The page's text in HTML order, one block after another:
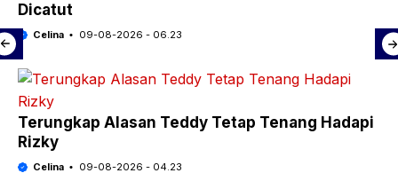
Dicatut
Celina 09-08-2026 - 06.23
Terungkap Alasan Teddy Tetap Tenang Hadapi
Rizky
Celina 09-08-2026 - 04.23